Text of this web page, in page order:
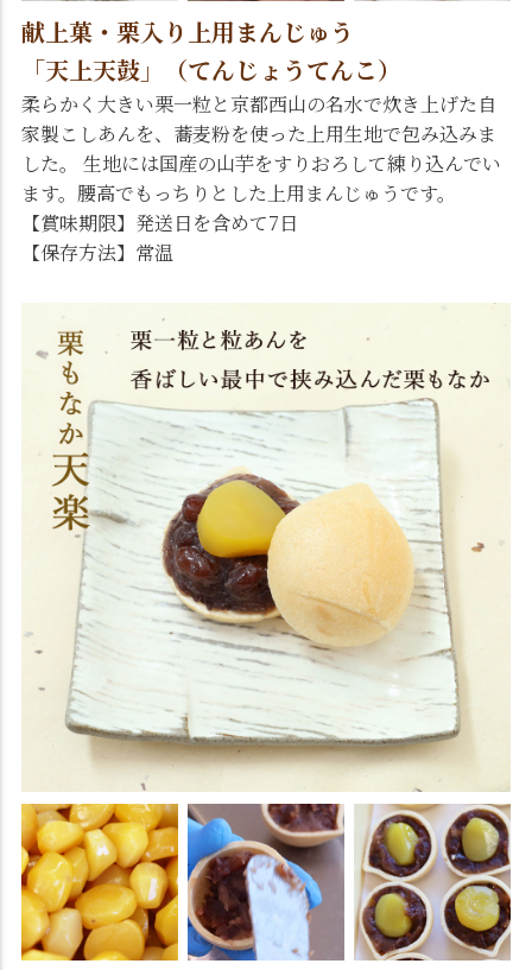
献上菓・栗入り上用まんじゅう
「天上天鼓」（てんじょうてんこ）
柔らかく大きい栗一粒と京都西山の名水で炊き上げた自
家製こしあんを、蕎麦粉を使った上用生地で包み込みま
した。 生地には国産の山芋をすりおろして練り込んでい
ます。腰高でもっちりとした上用まんじゅうです。
【賞味期限】発送日を含めて7日
【保存方法】常温